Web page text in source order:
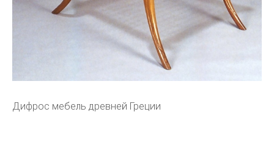
Дифрос мебель древней Греции